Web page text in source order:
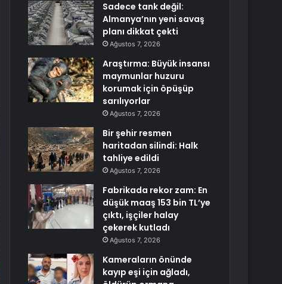
Sadece tank değil:
Almanya’nın yeni savaş
planı dikkat çekti
Ağustos 7, 2026
Araştırma: Büyük insansı
maymunlar huzuru
korumak için öpüşüp
sarılıyorlar
Ağustos 7, 2026
Bir şehir resmen
haritadan silindi: Halk
tahliye edildi
Ağustos 7, 2026
Fabrikada rekor zam: En
düşük maaş 153 bin TL’ye
çıktı, işçiler halay
çekerek kutladı
Ağustos 7, 2026
Kameraların önünde
kayıp eşi için ağladı,